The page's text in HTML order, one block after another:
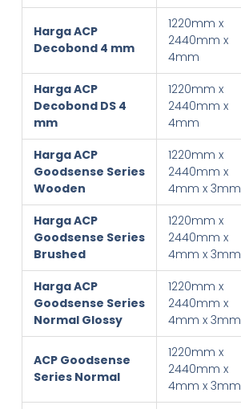
Harga ACP
Decobond 4 mm
1220mm x
2440mm x
4mm
Harga ACP
Decobond DS 4
mm
1220mm x
2440mm x
4mm
Harga ACP
Goodsense Series
Wooden
1220mm x
2440mm x
4mm x 3mm
Harga ACP
Goodsense Series
Brushed
1220mm x
2440mm x
4mm x 3mm
Harga ACP
Goodsense Series
Normal Glossy
1220mm x
2440mm x
4mm x 3mm
ACP Goodsense
Series Normal
1220mm x
2440mm x
4mm x 3mm